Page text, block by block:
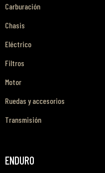
Carburación
Chasis
Eléctrico
Filtros
Motor
Ruedas y accesorios
Transmisión
ENDURO